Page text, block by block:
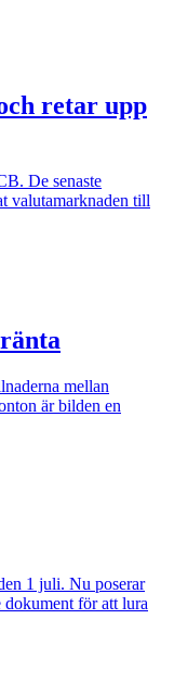
retar upp
De senaste
valutamarknaden till
mellan
är bilden en
1 juli. Nu poserar
dokument för att lura